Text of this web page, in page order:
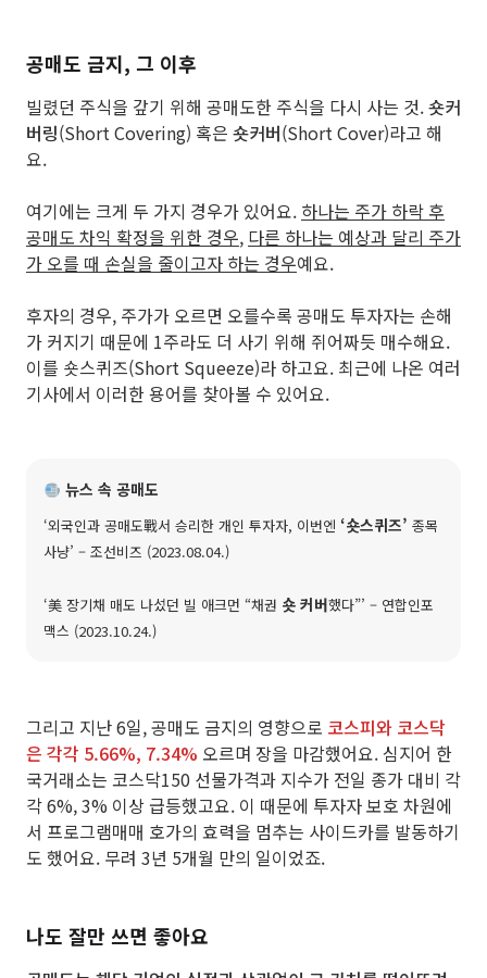
공매도 금지, 그 이후
빌렸던 주식을 갚기 위해 공매도한 주식을 다시 사는 것.숏커
버링(Short Covering) 혹은 숏커버(Short Cover)라고 해
요.
여기에는 크게 두 가지 경우가 있어요. 하나는 주가 하락 후
공매도 차익 확정을 위한 경우, 다른 하나는 예상과 달리 주가
가 오를 때 손실을 줄이고자 하는 경우예요.
후자의 경우, 주가가 오르면 오를수록 공매도 투자자는 손해
가 커지기 때문에 1주라도 더 사기 위해 쥐어짜듯 매수해요.
이를 숏스퀴즈(Short Squeeze)라 하고요. 최근에 나온 여러
기사에서 이러한 용어를 찾아볼 수 있어요.
뉴스 속 공매도
‘외국인과 공매도戰서 승리한 개인 투자자, 이번엔 ‘숏스퀴즈’ 종목
사냥’ – 조선비즈 (2023.08.04.)
‘美 장기채 매도 나섰던 빌 애크먼 “채권 숏 커버했다”’ – 연합인포
맥스 (2023.10.24.)
그리고 지난 6일, 공매도 금지의 영향으로 코스피와 코스닥
은 각각 5.66%, 7.34% 오르며 장을 마감했어요. 심지어 한
국거래소는 코스닥150 선물가격과 지수가 전일 종가 대비 각
각 6%, 3% 이상 급등했고요. 이 때문에 투자자 보호 차원에
서 프로그램매매 호가의 효력을 멈추는 사이드카를 발동하기
도 했어요. 무려 3년 5개월 만의 일이었죠.
나도 잘만 쓰면 좋아요